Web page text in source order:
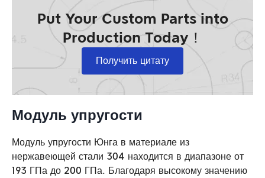
Put Your Custom Parts into
Production Today！
Получить цитату
Модуль упругости
Модуль упругости Юнга в материале из
нержавеющей стали 304 находится в диапазоне от
193 ГПа до 200 ГПа. Благодаря высокому значению